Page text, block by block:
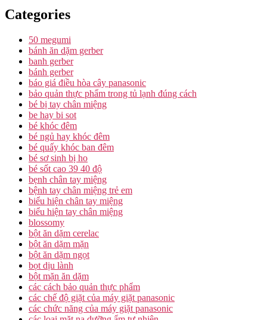
Categories
50 megumi
bánh ăn dặm gerber
banh gerber
bánh gerber
báo giá điều hòa cây panasonic
bảo quản thực phẩm trong tủ lạnh đúng cách
bé bị tay chân miệng
be hay bi sot
bé khóc đêm
bé ngủ hay khóc đêm
bé quấy khóc ban đêm
bé sơ sinh bị ho
bé sốt cao 39 40 độ
bẹnh chân tay miệng
bệnh tay chân miệng trẻ em
biểu hiện chân tay miệng
biểu hiện tay chân miệng
blossomy
bột ăn dặm cerelac
bột ăn dặm mặn
bột ăn dặm ngọt
bọt dịu lành
bột mặn ăn dặm
các cách bảo quản thực phẩm
các chế độ giặt của máy giặt panasonic
các chức năng của máy giặt panasonic